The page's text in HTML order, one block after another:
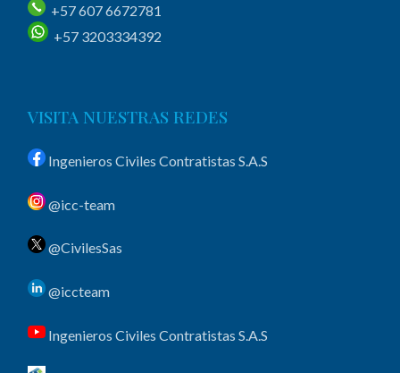
+57 607 6672781
+57 3203334392
VISITA NUESTRAS REDES
Ingenieros Civiles Contratistas S.A.S
@icc-team
@CivilesSas
@iccteam
Ingenieros Civiles Contratistas S.A.S